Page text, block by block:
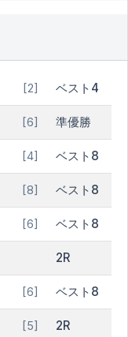
[2] ベスト4
[6] 準優勝
[4] ベスト8
[8] ベスト8
[6] ベスト8
2R
[6] ベスト8
[5] 2R